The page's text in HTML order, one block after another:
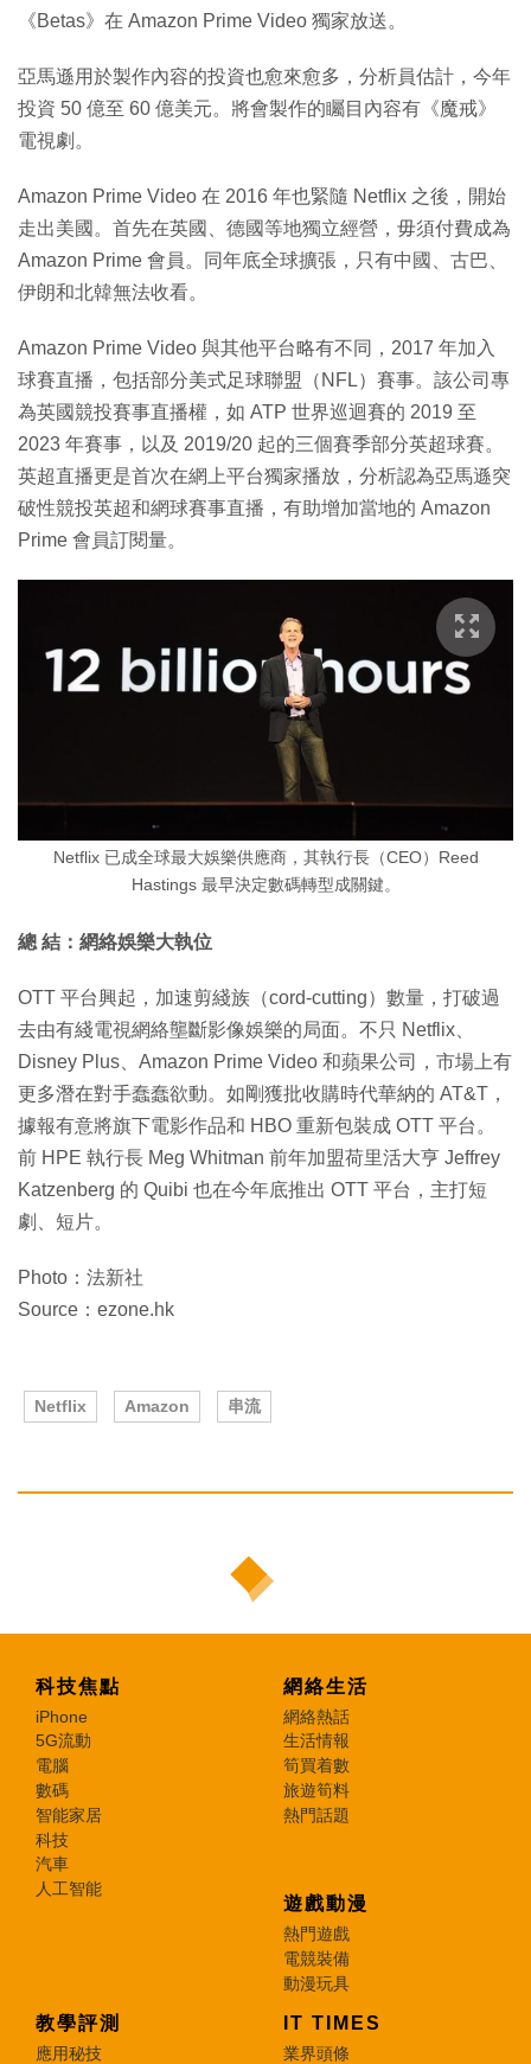
《Betas》在 Amazon Prime Video 獨家放送。
亞馬遜用於製作內容的投資也愈來愈多，分析員估計，今年
投資 50 億至 60 億美元。將會製作的矚目內容有《魔戒》
電視劇。
Amazon Prime Video 在 2016 年也緊隨 Netflix 之後，開始
走出美國。首先在英國、德國等地獨立經營，毋須付費成為
Amazon Prime 會員。同年底全球擴張，只有中國、古巴、
伊朗和北韓無法收看。
Amazon Prime Video 與其他平台略有不同，2017 年加入
球賽直播，包括部分美式足球聯盟（NFL）賽事。該公司專
為英國競投賽事直播權，如 ATP 世界巡迴賽的 2019 至
2023 年賽事，以及 2019/20 起的三個賽季部分英超球賽。
英超直播更是首次在網上平台獨家播放，分析認為亞馬遜突
破性競投英超和網球賽事直播，有助增加當地的 Amazon
Prime 會員訂閱量。
Netflix 已成全球最大娛樂供應商，其執行長（CEO）Reed
Hastings 最早決定數碼轉型成關鍵。
總 結：網絡娛樂大執位
OTT 平台興起，加速剪綫族（cord-cutting）數量，打破過
去由有綫電視網絡壟斷影像娛樂的局面。不只 Netflix、
Disney Plus、Amazon Prime Video 和蘋果公司，市場上有
更多潛在對手蠢蠢欲動。如剛獲批收購時代華納的 AT&T，
據報有意將旗下電影作品和 HBO 重新包裝成 OTT 平台。
前 HPE 執行長 Meg Whitman 前年加盟荷里活大亨 Jeffrey
Katzenberg 的 Quibi 也在今年底推出 OTT 平台，主打短
劇、短片。
Photo：法新社
Source：ezone.hk
Netflix Amazon 串流
科技焦點
iPhone
5G流動
電腦
數碼
智能家居
科技
汽車
人工智能
網絡生活
網絡熱話
生活情報
筍買着數
旅遊筍料
熱門話題
遊戲動漫
熱門遊戲
電競裝備
動漫玩具
教學評測
應用秘技
IT TIMES
業界頭條